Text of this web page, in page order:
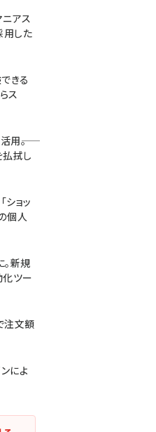
アス
用した
きる
ス
――。
払拭し
ショッ
個人
新規
化ツー
注文額
によ